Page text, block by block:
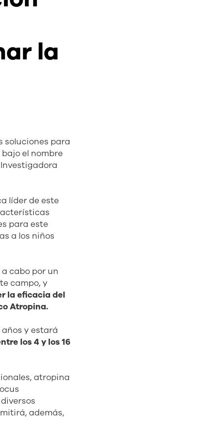
la
soluciones para
el nombre
líder de este
para este
a los niños
cabo por un
campo, y
la eficacia del
Atropina.
y estará
los 4 y los 16
atropina
además,